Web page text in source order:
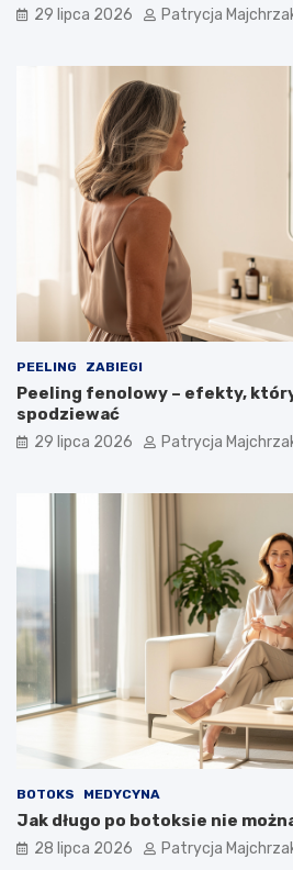
29 lipca 2026 Patrycja
PEELING ZABIEGI
Peeling fenolowy – efekty,
spodziewać
29 lipca 2026 Patrycja
BOTOKS MEDYCYNA
Jak długo po botoksie nie
28 lipca 2026 Patrycja